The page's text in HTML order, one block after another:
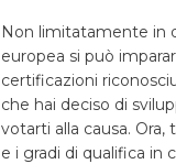
Non limitatamente in
europea si può
certificazioni
che hai deciso di
votarti alla causa.
e i gradi di qualifica in